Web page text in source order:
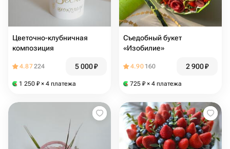
Цветочно-клубничная
композиция
4.87224 5 000₽
1 250 ₽ × 4 платежа
Съедобный букет
«Изобилие»
4.90 160 2 900₽
725 ₽ × 4 платежа